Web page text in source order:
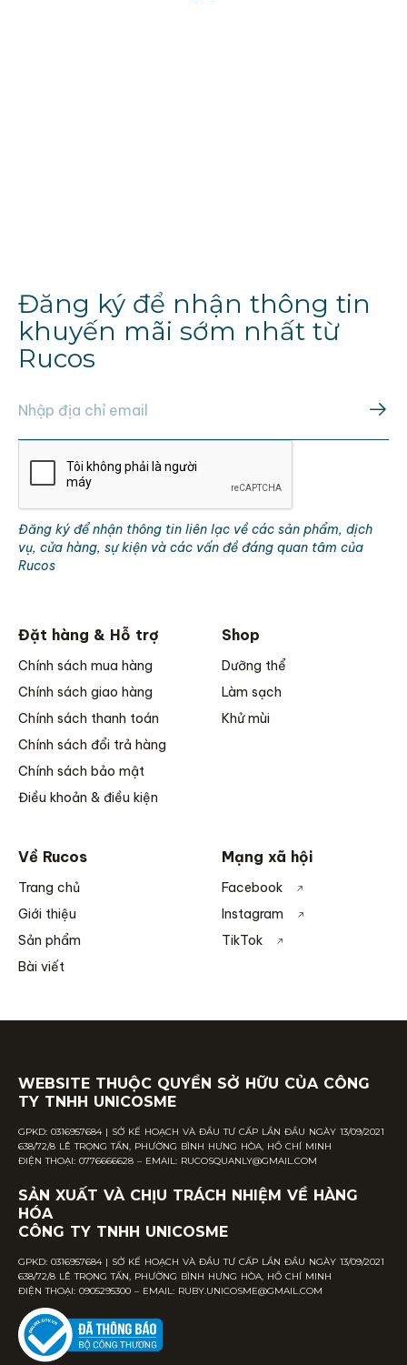
Đăng ký để nhận thông tin
khuyến mãi sớm nhất từ
Rucos
Đăng ký để nhận thông tin liên lạc về các sản phẩm, dịch
vụ, cửa hàng, sự kiện và các vấn đề đáng quan tâm của
Rucos
Đặt hàng & Hỗ trợ
Chính sách mua hàng
Chính sách giao hàng
Chính sách thanh toán
Chính sách đổi trả hàng
Chính sách bảo mật
Điều khoản & điều kiện
Shop
Dưỡng thể
Làm sạch
Khử mùi
Về Rucos
Trang chủ
Giới thiệu
Sản phẩm
Bài viết
Mạng xã hội
Facebook
Instagram
TikTok
WEBSITE THUỘC QUYỀN SỞ HỮU CỦA CÔNG
TY TNHH UNICOSME
GPKD: 0316957684 | SỞ KẾ HOẠCH VÀ ĐẦU TƯ CẤP LẦN ĐẦU NGÀY 13/09/2021
638/72/8 LÊ TRỌNG TẤN, PHƯỜNG BÌNH HƯNG HÒA, HỒ CHÍ MINH
ĐIỆN THOẠI: 0776666628 – EMAIL: RUCOSQUANLY@GMAIL.COM
SẢN XUẤT VÀ CHỊU TRÁCH NHIỆM VỀ HÀNG
HÓA
CÔNG TY TNHH UNICOSME
GPKD: 0316957684 | SỞ KẾ HOẠCH VÀ ĐẦU TƯ CẤP LẦN ĐẦU NGÀY 13/09/2021
638/72/8 LÊ TRỌNG TẤN, PHƯỜNG BÌNH HƯNG HÒA, HỒ CHÍ MINH
ĐIỆN THOẠI: 0905295300 – EMAIL: RUBY.UNICOSME@GMAIL.COM